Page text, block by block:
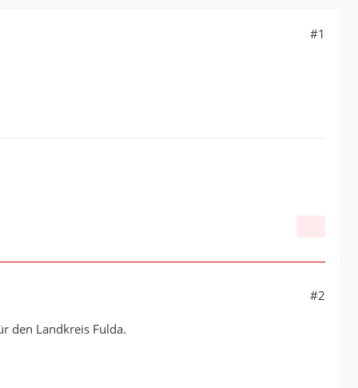
#1
#2
den Landkreis Fulda.